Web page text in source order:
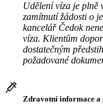
Udělení víza je plně
zamítnutí žádosti o
kancelář Čedok
víza. Klientům
dostatečným
požadované
Zdravotní informace a